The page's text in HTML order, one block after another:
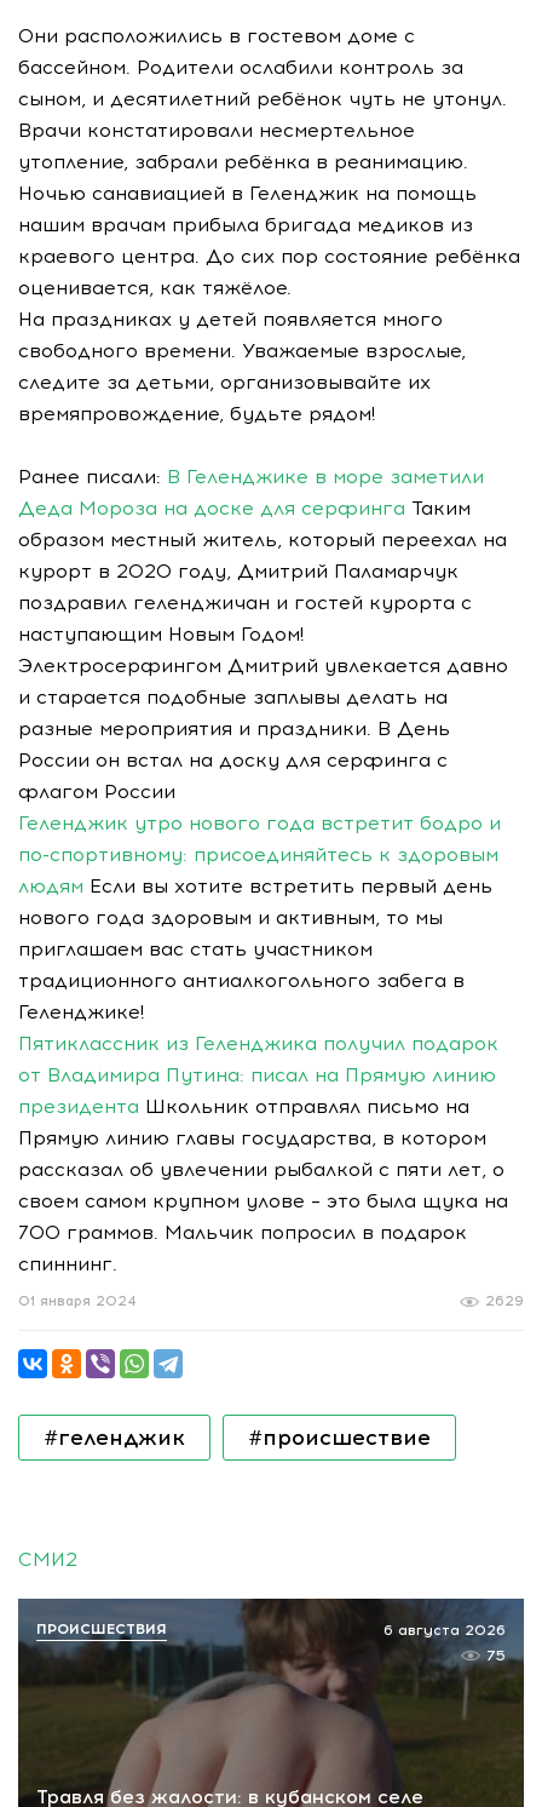
Они расположились в гостевом доме с
бассейном. Родители ослабили контроль за
сыном, и десятилетний ребёнок чуть не утонул.
Врачи констатировали несмертельное
утопление, забрали ребёнка в реанимацию.
Ночью санавиацией в Геленджик на помощь
нашим врачам прибыла бригада медиков из
краевого центра. До сих пор состояние ребёнка
оценивается, как тяжёлое.
На праздниках у детей появляется много
свободного времени. Уважаемые взрослые,
следите за детьми, организовывайте их
времяпровождение, будьте рядом!
Ранее писали: В Геленджике в море заметили
Деда Мороза на доске для серфинга Таким
образом местный житель, который переехал на
курорт в 2020 году, Дмитрий Паламарчук
поздравил геленджичан и гостей курорта с
наступающим Новым Годом!
Электросерфингом Дмитрий увлекается давно
и старается подобные заплывы делать на
разные мероприятия и праздники. В День
России он встал на доску для серфинга с
флагом России
Геленджик утро нового года встретит бодро и
по-спортивному: присоединяйтесь к здоровым
людям Если вы хотите встретить первый день
нового года здоровым и активным, то мы
приглашаем вас стать участником
традиционного антиалкогольного забега в
Геленджике!
Пятиклассник из Геленджика получил подарок
от Владимира Путина: писал на Прямую линию
президента Школьник отправлял письмо на
Прямую линию главы государства, в котором
рассказал об увлечении рыбалкой с пяти лет, о
своем самом крупном улове – это была щука на
700 граммов. Мальчик попросил в подарок
спиннинг.
2629
01 января 2024
#геленджик #происшествие
СМИ2
Травля без жалости: в кубанском селе
6 августа 2026
75
ПРОИСШЕСТВИЯ